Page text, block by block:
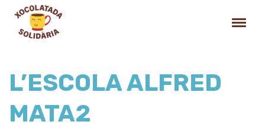
L’ESCOLA ALFRED
MATA2